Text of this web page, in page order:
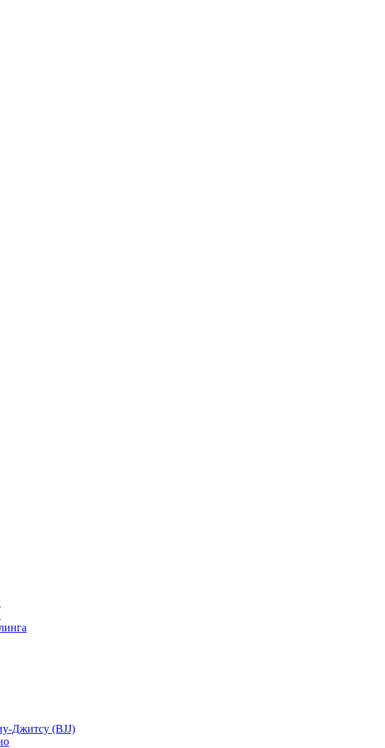
Джитсу (BJJ)